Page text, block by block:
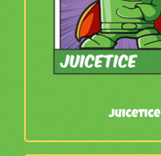
Juicetice